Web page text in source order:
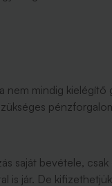
nem mindig kielégítő
saját bevétele,
is jár. De